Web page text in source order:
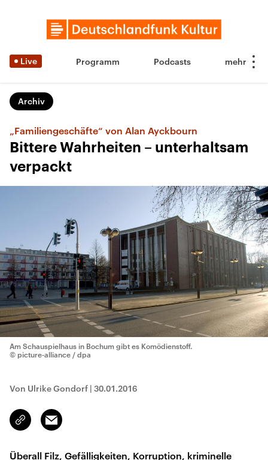
Live Programm Podcasts
Archiv
„Familiengeschäfte“ von Alan Ayckbourn
Bittere Wahrheiten – unterhaltsam
verpackt
Am Schauspielhaus in Bochum gibt es Komödienstoff.
© picture-alliance / dpa
Von Ulrike Gondorf | 30.01.2016
Link
kopieren/teilen
Email
Überall Filz, Gefälligkeiten, Korruption, kriminelle